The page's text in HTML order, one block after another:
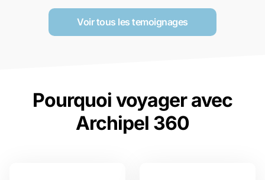
Voir tous les temoignages
Pourquoi voyager avec
Archipel 360